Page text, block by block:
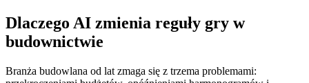
Dlaczego AI zmienia reguły gry w
budownictwie
Branża budowlana od lat zmaga się z trzema problemami: